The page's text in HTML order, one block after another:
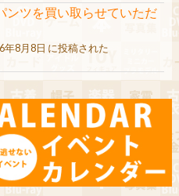
ンツを買い取らせていただ
年8月8日 に投稿された